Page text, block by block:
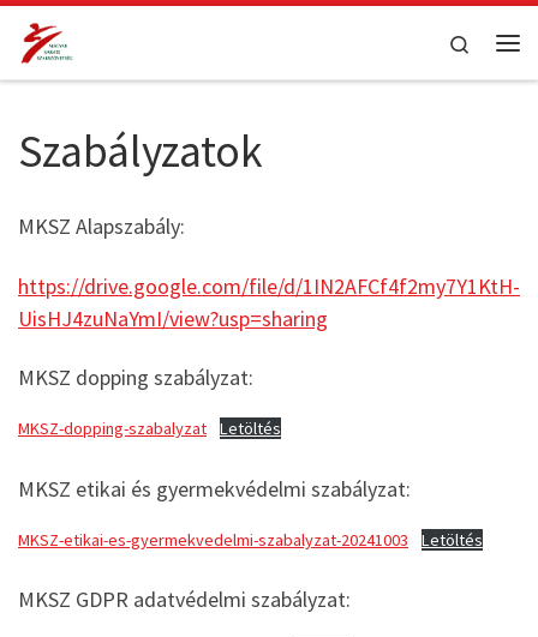
Teljes tartalom megjelenítése
Search
Szabályzatok
MKSZ Alapszabály:
https://drive.google.com/file/d/1IN2AFCf4f2my7Y1KtH-
UisHJ4zuNaYmI/view?usp=sharing
MKSZ dopping szabályzat:
MKSZ-dopping-szabalyzat Letöltés
MKSZ etikai és gyermekvédelmi szabályzat:
MKSZ-etikai-es-gyermekvedelmi-szabalyzat-20241003 Letöltés
MKSZ GDPR adatvédelmi szabályzat: